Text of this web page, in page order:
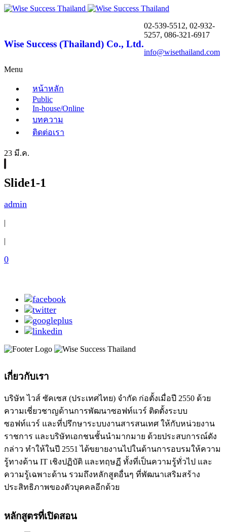
Wise Success (Thailand) Co., Ltd.
02-539-5512, 02-932-
5257, 086-321-6917
info@wisethailand.com
Menu
หน้าหลัก
Public
In-house/Online
บทความ
ติดต่อเรา
23 มี.ค.
Slide1-1
admin
|
|
0
เกี่ยวกับเรา
บริษัท ไวส์ ซัคเซส (ประเทศไทย) จำกัด ก่อตั้งเมื่อปี 2550 ด้วย
ความเชี่ยวชาญด้านการพัฒนาซอฟท์แวร์ ติดตั้งระบบ
ซอฟท์แวร์ และที่ปรึกษาระบบงานสารสนเทศ ให้กับหน่วยงาน
ราชการ และบริษัทเอกชนชั้นนำมากมาย ด้วยประสบการณ์ดัง
กล่าว ทำให้ในปี 2551 ได้ขยายงานไปในด้านการอบรมให้ความ
รู้ทางด้าน IT เชิงปฏิบัติ และทฤษฏี ทั้งที่เป็นความรู้ทั่วไป และ
ความรู้เฉพาะด้าน รวมถึงหลักสูตอื่นๆ ที่พัฒนาเสริมสร้าง
ประสิทธิภาพของตัวบุคคลอีกด้วย
หลักสูตรที่เปิดสอน